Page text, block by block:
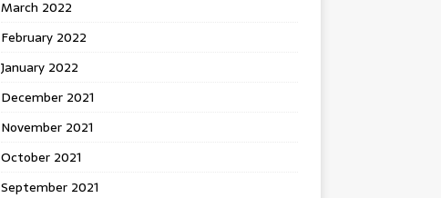
March 2022
February 2022
January 2022
December 2021
November 2021
October 2021
September 2021